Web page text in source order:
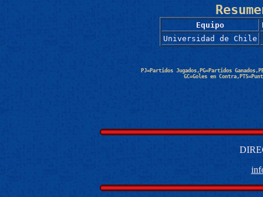
Equipo
Universidad de Chile
PJ=Partidos Jugados,PG=Partidos
GC=Goles en